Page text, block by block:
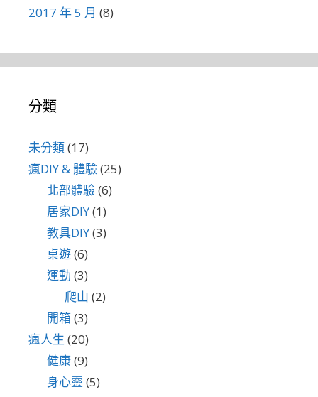
2017 年 5 月 (8)
分類
未分類(17)
瘋DIY & 體驗(25)
北部體驗(6)
居家DIY(1)
教具DIY(3)
桌遊(6)
運動 (3)
爬山 (2)
開箱(3)
瘋人生 (20)
健康(9)
身心靈 (5)